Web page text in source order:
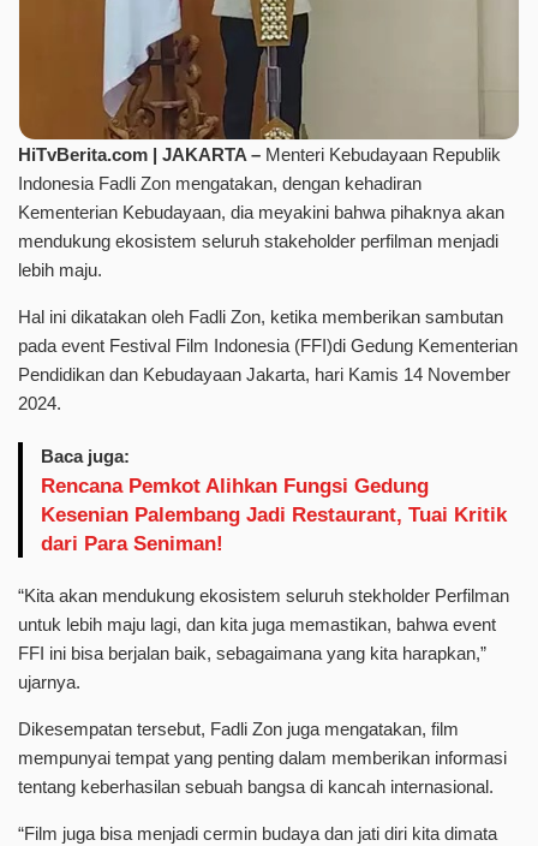
HiTvBerita.com | JAKARTA – Menteri Kebudayaan Republik
Indonesia Fadli Zon mengatakan, dengan kehadiran
Kementerian Kebudayaan, dia meyakini bahwa pihaknya akan
mendukung ekosistem seluruh stakeholder perfilman menjadi
lebih maju.
Hal ini dikatakan oleh Fadli Zon, ketika memberikan sambutan
pada event Festival Film Indonesia (FFI)di Gedung Kementerian
Pendidikan dan Kebudayaan Jakarta, hari Kamis 14 November
2024.
Baca juga:
Rencana Pemkot Alihkan Fungsi Gedung
Kesenian Palembang Jadi Restaurant, Tuai Kritik
dari Para Seniman!
“Kita akan mendukung ekosistem seluruh stekholder Perfilman
untuk lebih maju lagi, dan kita juga memastikan, bahwa event
FFI ini bisa berjalan baik, sebagaimana yang kita harapkan,”
ujarnya.
Dikesempatan tersebut, Fadli Zon juga mengatakan, film
mempunyai tempat yang penting dalam memberikan informasi
tentang keberhasilan sebuah bangsa di kancah internasional.
“Film juga bisa menjadi cermin budaya dan jati diri kita dimata